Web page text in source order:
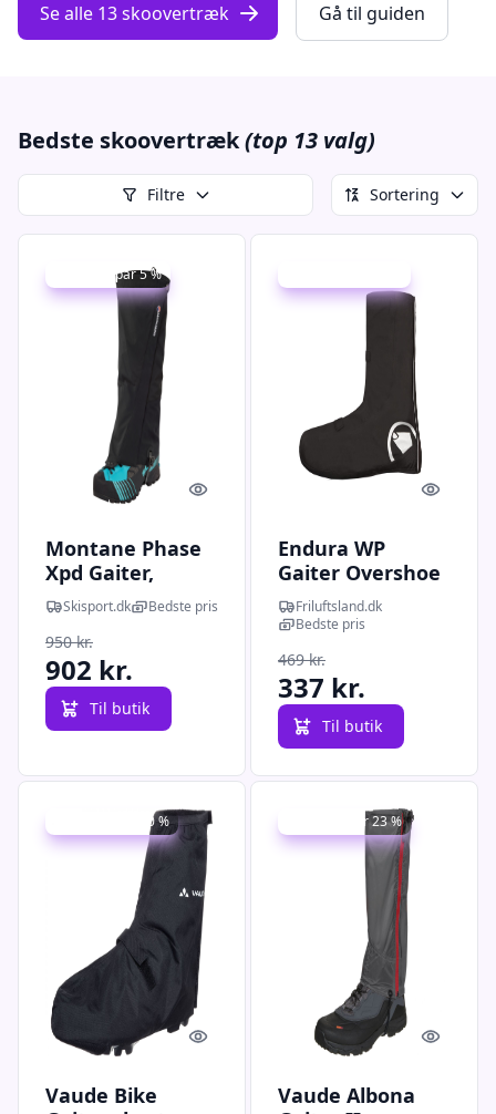
Se alle 13 skoovertræk Gå til guiden
Bedste skoovertræk(top 13 valg)
Filtre Sortering
Udsalg - spar 5 %
Quick look
Montane Phase
Xpd Gaiter,
skoovertræk,
sort
Skisport.dk Bedste pris
950 kr.
902 kr.
Til butik
Quick
Endura WP
Gaiter Overshoe
(Sort (BLACK) S)
Friluftsland.dk
Bedste pris
469 kr.
337 kr.
Til butik
Udsalg - spar 20 %
Quick look
Vaude Bike
Udsalg - spar 23 %
Quick
Vaude Albona